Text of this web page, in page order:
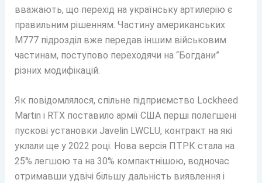
вважають, що перехід на українську артилерію є
правильним рішенням. Частину американських
М777 підрозділ вже передав іншим військовим
частинам, поступово переходячи на “Богдани”
різних модифікацій.
Як повідомлялося, спільне підприємство Lockheed
Martin і RTX поставило армії США перші полегшені
пускові установки Javelin LWCLU, контракт на які
уклали ще у 2022 році. Нова версія ПТРК стала на
25% легшою та на 30% компактнішою, водночас
отримавши удвічі більшу дальність виявлення і